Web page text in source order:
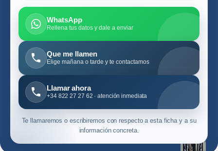
WhatsApp
Rellena tus datos y dale a enviar
Que me llamen
Elige mañana o tarde y te contactamos
Llamar ahora
+34 822 27 27 62 · atención inmediata
Te llamaremos o escribiremos con respecto a esta ficha y a su
información concreta.